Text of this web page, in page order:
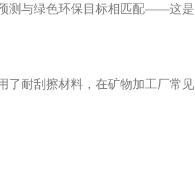
测与绿色环保目标相匹配——这是
了耐刮擦材料，在矿物加工厂常见